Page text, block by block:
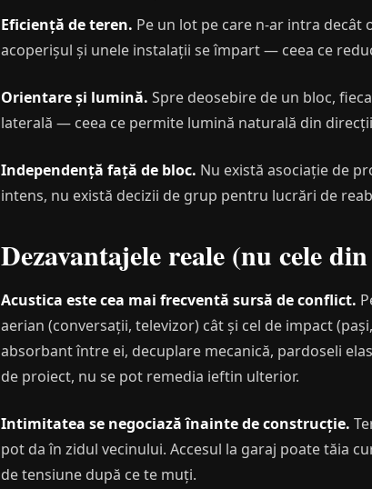
Eficiență de teren. Pe un lot pe care n-ar intra decât
acoperișul și unele instalații se împart — ceea ce
Orientare și lumină. Spre deosebire de un bloc,
laterală — ceea ce permite lumină naturală din
Independență față de bloc. Nu există asociație de
intens, nu există decizii de grup pentru lucrări de
Dezavantajele reale (nu cele
Acustica este cea mai frecventă sursă de conflict.
aerian (conversații, televizor) cât și cel de impact
absorbant între ei, decuplare mecanică, pardoseli
de proiect, nu se pot remedia ieftin ulterior.
Intimitatea se negociază înainte de construcție.
pot da în zidul vecinului. Accesul la garaj poate tăia
de tensiune după ce te muți.